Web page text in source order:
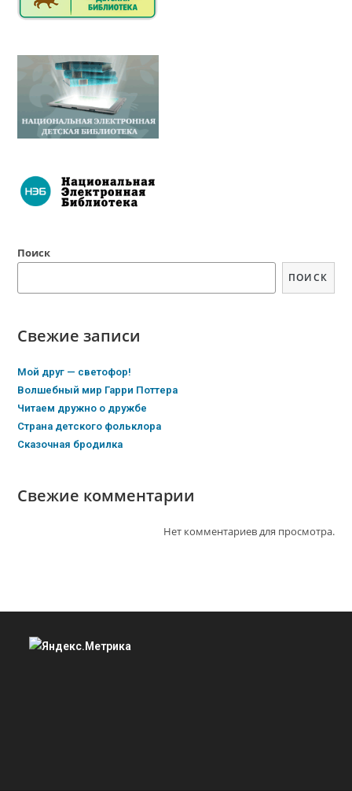
Поиск
ПОИСК
Свежие записи
Мой друг — светофор!
Волшебный мир Гарри Поттера
Читаем дружно о дружбе
Страна детского фольклора
Сказочная бродилка
Свежие комментарии
Нет комментариев для просмотра.